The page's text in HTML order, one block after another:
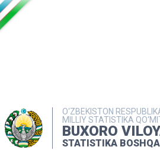
O‘ZBEKISTON
MILLIY STATISTIKA
BUXORO
STATISTIKA
MATBUOT